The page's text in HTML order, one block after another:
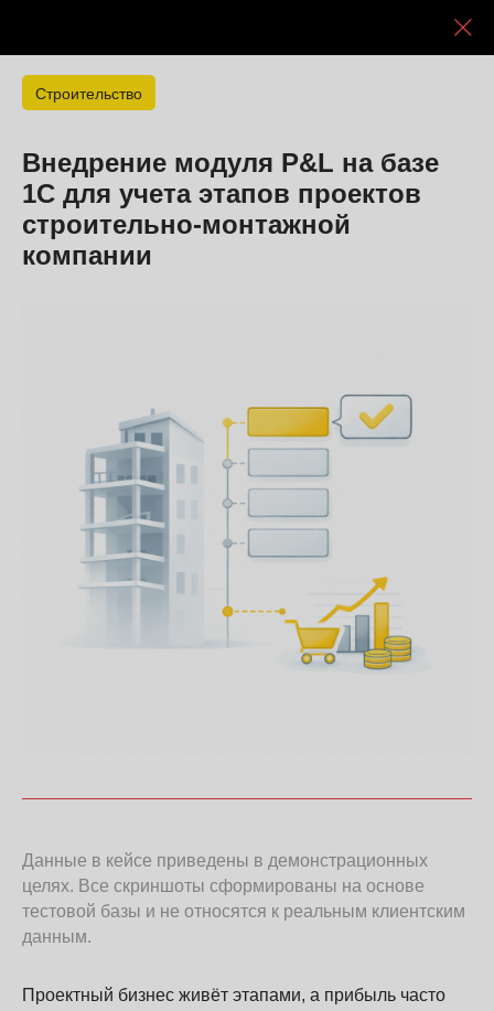
Строительство
Внедрение модуля P&L на базе
1С для учета этапов проектов
строительно-монтажной
компании
Данные в кейсе приведены в демонстрационных
целях. Все скриншоты сформированы на основе
тестовой базы и не относятся к реальным клиентским
данным.
Проектный бизнес живёт этапами, а прибыль часто